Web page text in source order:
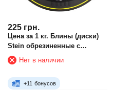
225 грн.
Цена за 1 кг. Блины (диски)
Stein обрезиненные с
тройным хватом и
металлической втулкой d-
Нет в наличии
+11 бонусов